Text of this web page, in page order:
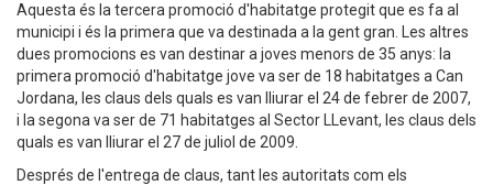
Aquesta és la tercera promoció d'habitatge protegit que es fa al
municipi i és la primera que va destinada a la gent gran. Les altres
dues promocions es van destinar a joves menors de 35 anys: la
primera promoció d'habitatge jove va ser de 18 habitatges a Can
Jordana, les claus dels quals es van lliurar el 24 de febrer de 2007,
i la segona va ser de 71 habitatges al Sector LLevant, les claus dels
quals es van lliurar el 27 de juliol de 2009.
Després de l'entrega de claus, tant les autoritats com els